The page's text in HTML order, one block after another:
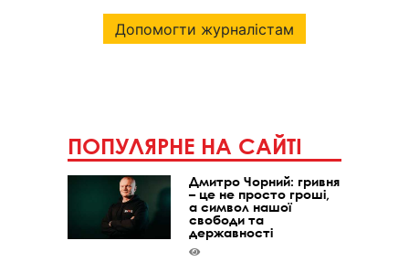
Допомогти журналістам
ПОПУЛЯРНЕ НА САЙТІ
Дмитро Чорний: гривня
– це не просто гроші,
а символ нашої
свободи та
державності